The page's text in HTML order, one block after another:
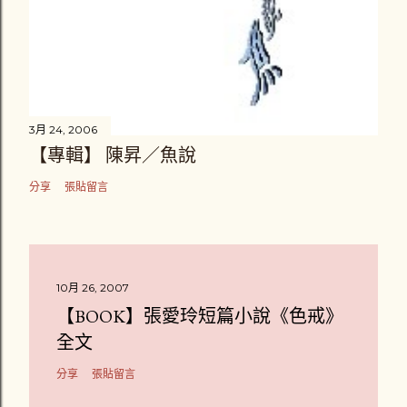
3月 24, 2006
【專輯】 陳昇／魚說
分享 張貼留言
10月 26, 2007
【BOOK】張愛玲短篇小說《色戒》
全文
分享 張貼留言